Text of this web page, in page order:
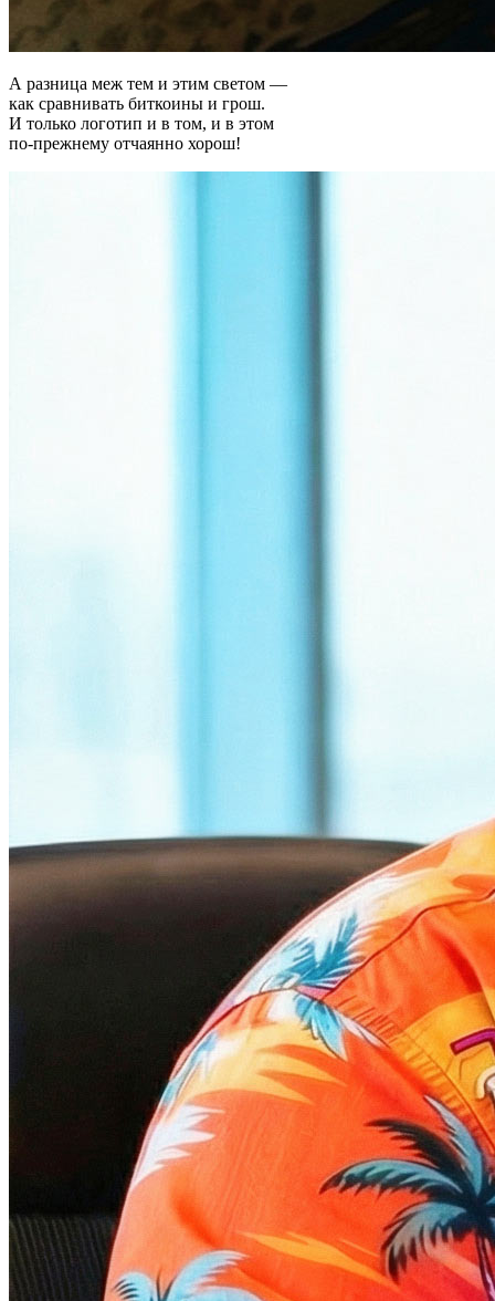
А разница меж тем и этим светом —
как сравнивать биткоины и грош.
И только логотип и в том, и в этом
по-прежнему отчаянно хорош!